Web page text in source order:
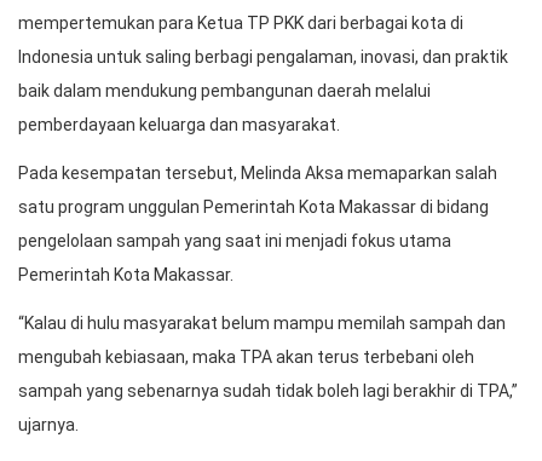
mempertemukan para Ketua TP PKK dari berbagai kota di
Indonesia untuk saling berbagi pengalaman, inovasi, dan praktik
baik dalam mendukung pembangunan daerah melalui
pemberdayaan keluarga dan masyarakat.
Pada kesempatan tersebut, Melinda Aksa memaparkan salah
satu program unggulan Pemerintah Kota Makassar di bidang
pengelolaan sampah yang saat ini menjadi fokus utama
Pemerintah Kota Makassar.
“Kalau di hulu masyarakat belum mampu memilah sampah dan
mengubah kebiasaan, maka TPA akan terus terbebani oleh
sampah yang sebenarnya sudah tidak boleh lagi berakhir di TPA,”
ujarnya.